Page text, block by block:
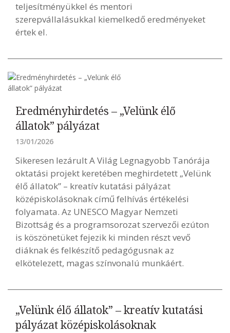
teljesítményükkel és mentori
szerepvállalásukkal kiemelkedő eredményeket
értek el.
Eredményhirdetés – „Velünk élő
állatok” pályázat
13/01/2026
Sikeresen lezárult A Világ Legnagyobb Tanórája
oktatási projekt keretében meghirdetett „Velünk
élő állatok” – kreatív kutatási pályázat
középiskolásoknak című felhívás értékelési
folyamata. Az UNESCO Magyar Nemzeti
Bizottság és a programsorozat szervezői ezúton
is köszönetüket fejezik ki minden részt vevő
diáknak és felkészítő pedagógusnak az
elkötelezett, magas színvonalú munkáért.
„Velünk élő állatok” – kreatív kutatási
pályázat középiskolásoknak